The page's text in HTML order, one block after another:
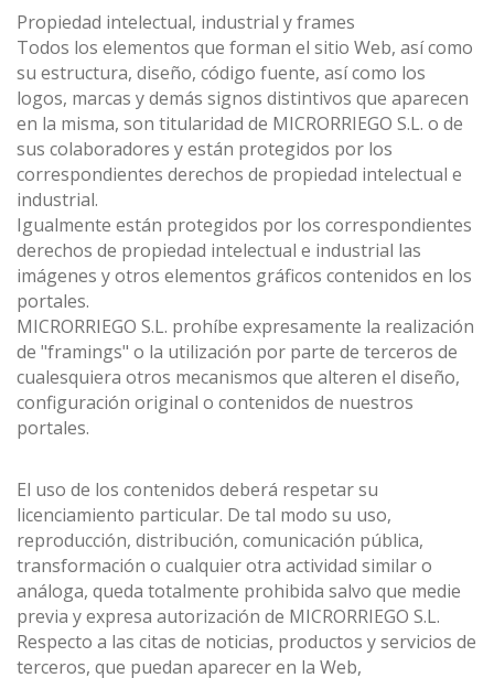
Propiedad intelectual, industrial y frames
Todos los elementos que forman el sitio Web, así como
su estructura, diseño, código fuente, así como los
logos, marcas y demás signos distintivos que aparecen
en la misma, son titularidad de MICRORRIEGO S.L. o de
sus colaboradores y están protegidos por los
correspondientes derechos de propiedad intelectual e
industrial.
Igualmente están protegidos por los correspondientes
derechos de propiedad intelectual e industrial las
imágenes y otros elementos gráficos contenidos en los
portales.
MICRORRIEGO S.L. prohíbe expresamente la realización
de "framings" o la utilización por parte de terceros de
cualesquiera otros mecanismos que alteren el diseño,
configuración original o contenidos de nuestros
portales.
El uso de los contenidos deberá respetar su
licenciamiento particular. De tal modo su uso,
reproducción, distribución, comunicación pública,
transformación o cualquier otra actividad similar o
análoga, queda totalmente prohibida salvo que medie
previa y expresa autorización de MICRORRIEGO S.L.
Respecto a las citas de noticias, productos y servicios de
terceros, que puedan aparecer en la Web,